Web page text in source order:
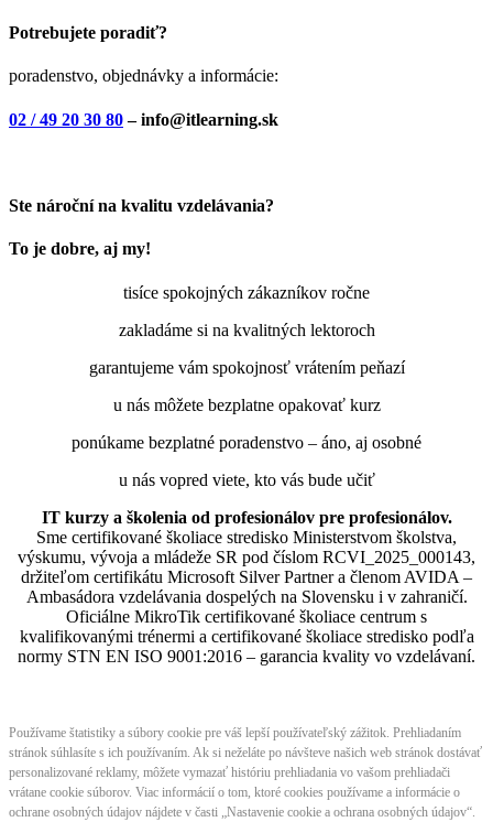
Potrebujete poradiť?
poradenstvo, objednávky a informácie:
02 / 49 20 30 80– info@itlearning.sk
Ste nároční na kvalitu vzdelávania?
To je dobre, aj my!
tisíce spokojných zákazníkov ročne
zakladáme si na kvalitných lektoroch
garantujeme vám spokojnosť vrátením peňazí
u nás môžete bezplatne opakovať kurz
ponúkame bezplatné poradenstvo – áno, aj osobné
u nás vopred viete, kto vás bude učiť
IT kurzy a školenia od profesionálov pre profesionálov.
Sme certifikované školiace stredisko Ministerstvom školstva,
výskumu, vývoja a mládeže SR pod číslom RCVI_2025_000143,
držiteľom certifikátu Microsoft Silver Partner a členom AVIDA –
Ambasádora vzdelávania dospelých na Slovensku i v zahraničí.​​​​​​​​​​​​​​​​
Oficiálne MikroTik certifikované školiace centrum s
kvalifikovanými trénermi ​​​​​​​​​​a certifikované školiace stredisko podľa
normy STN EN ISO 9001:2016 – garancia kvality vo vzdelávaní.
Používame štatistiky a súbory cookie pre váš lepší používateľský zážitok. Prehliadaním
stránok súhlasíte s ich používaním. Ak si neželáte po návšteve našich web stránok dostávať
personalizované reklamy, môžete vymazať históriu prehliadania vo vašom prehliadači
vrátane cookie súborov. Viac informácií o tom, ktoré cookies používame a informácie o
ochrane osobných údajov nájdete v časti „Nastavenie cookie a ochrana osobných údajov“.